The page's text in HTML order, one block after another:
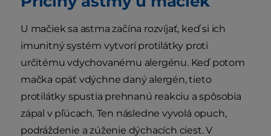
U mačiek sa astma začína rozvíjať, keď si ich
imunitný systém vytvorí protilátky proti
určitému vdychovanému alergénu. Keď potom
mačka opäť vdýchne daný alergén, tieto
protilátky spustia prehnanú reakciu a spôsobia
zápal v pľúcach. Ten následne vyvolá opuch,
podráždenie a zúženie dýchacích ciest. V